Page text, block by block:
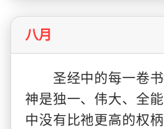
八月
圣经中的每一卷书
神是独一、伟大、全
中没有比祂更高的权